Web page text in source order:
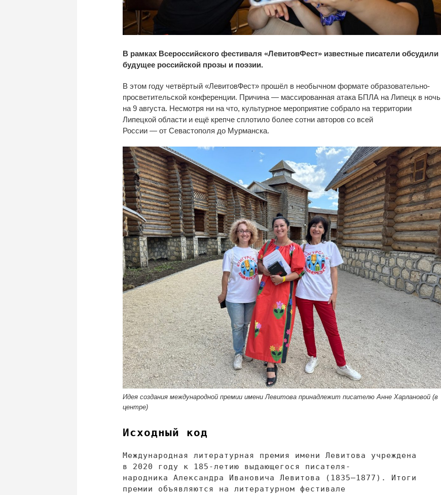
В рамках Всероссийского фестиваля «ЛевитовФест» известные писатели обсудили
будущее российской прозы и поэзии.
В этом году четвёртый «ЛевитовФест» прошёл в необычном формате образовательно-
просветительской конференции. Причина — массированная атака БПЛА на Липецк в ночь
на 9 августа. Несмотря ни на что, культурное мероприятие собрало на территории
Липецкой области и ещё крепче сплотило более сотни авторов со всей
России — от Севастополя до Мурманска.
Идея создания международной премии имени Левитова принадлежит писателю Анне Харлановой (в
центре)
Исходный код
Международная литературная премия имени Левитова учреждена
в
2020 году к 185-летию выдающегося писателя-
народника
Александра Ивановича Левитова (1835–1877). Итоги
премии объявляются на
литературном фестивале